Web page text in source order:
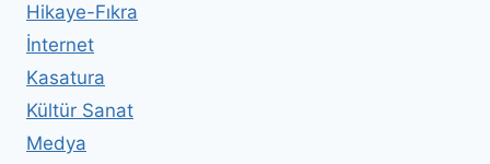
Hikaye-Fıkra
İnternet
Kasatura
Kültür Sanat
Medya